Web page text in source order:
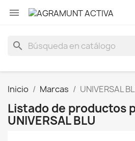

search
Inicio Marcas UNIVERSAL
Listado de productos
UNIVERSAL BLU